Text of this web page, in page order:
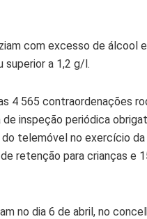
com excesso de álcool
superior a 1,2 g/l.
4 565 contraordenações
inspeção periódica
telemóvel no exercício
retenção para crianças e
no dia 6 de abril, no